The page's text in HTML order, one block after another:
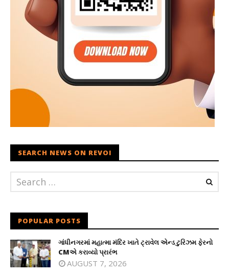
SEARCH NEWS ON REVOI
POPULAR POSTS
ગાંધીનગરમાં મહાત્મા મંદિર ખાતે ટ્રાવેલ એન્ડ ટુરિઝમ ફેરનો
CMએ કરાવ્યો પ્રારંભ
AUGUST 7, 2026